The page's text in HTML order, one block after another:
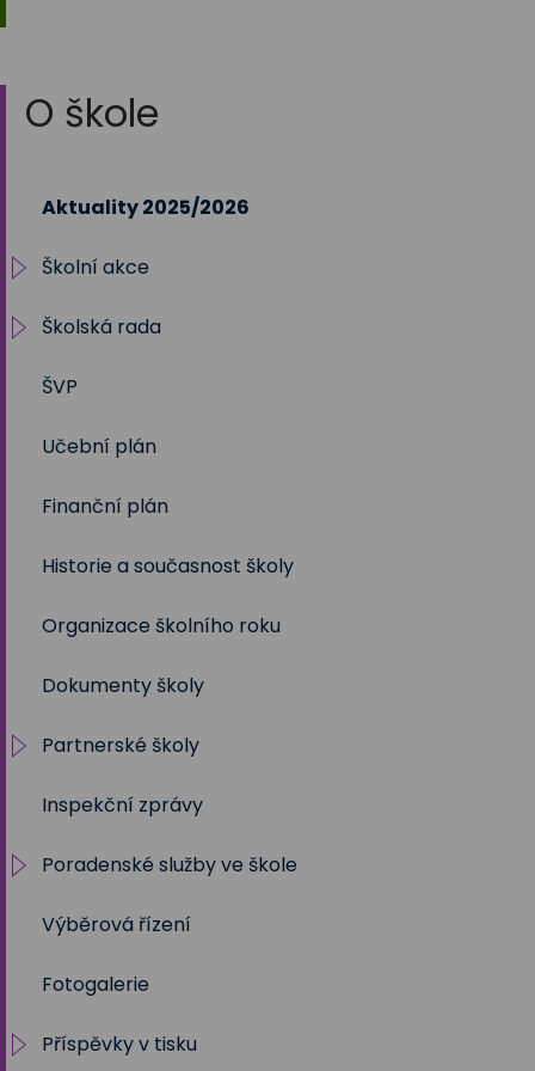
O škole
Aktuality 2025/2026
Školní akce
2025/2026
2024/2025
2023/2024
2022/2023
2021/2022
2020/2021
2019/2020
2018/2019
2017/2018
2016/2017
2015/2016
2014/2015
2013/2014
Školská rada
Volby 2017
Volby 2020
Volby 2023
ŠVP
Učební plán
Finanční plán
Historie a současnost školy
Organizace školního roku
Dokumenty školy
Partnerské školy
Projekty
Inspekční zprávy
Poradenské služby ve škole
Výchovný a kariérní poradce
Metodik prevence
Školní psycholog
Výběrová řízení
Fotogalerie
Příspěvky v tisku